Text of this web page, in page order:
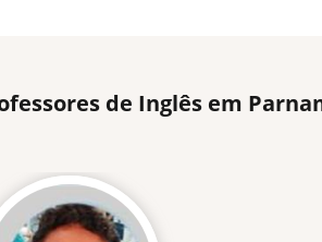
de Inglês em